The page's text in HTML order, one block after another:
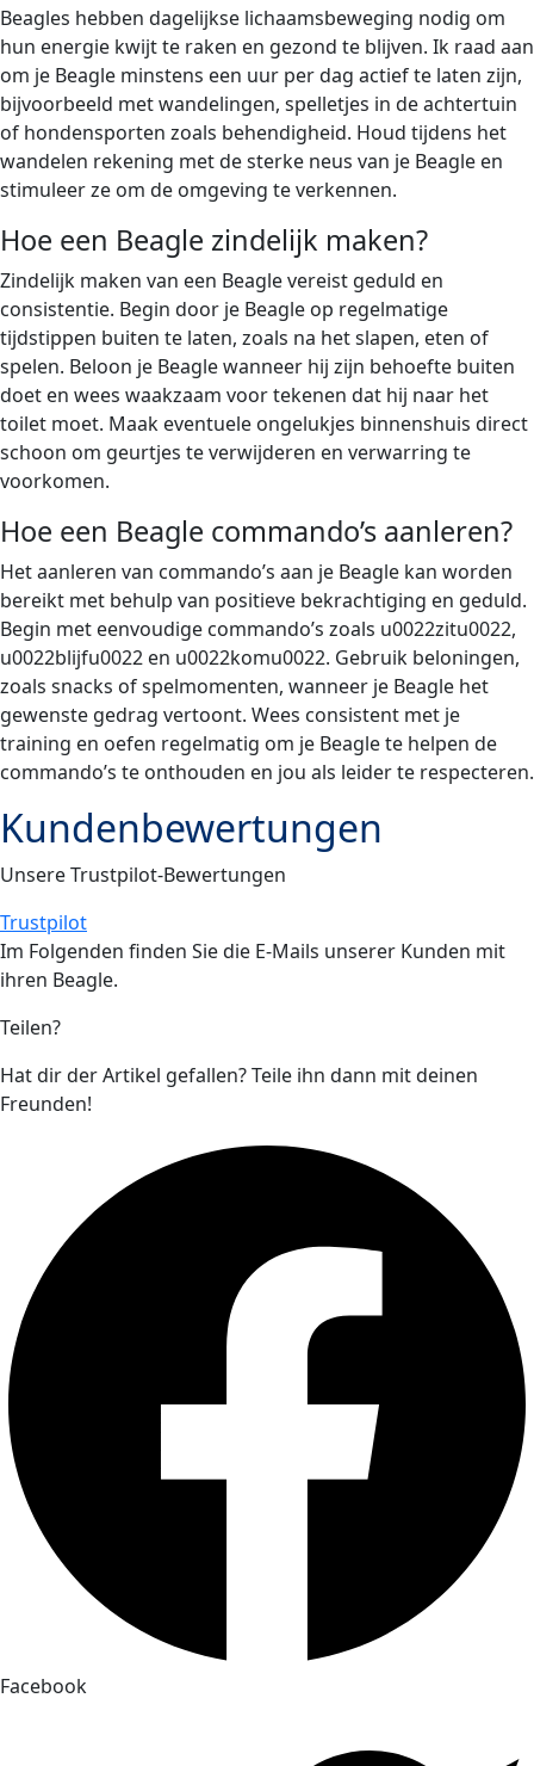
Beagles hebben dagelijkse lichaamsbeweging nodig om
hun energie kwijt te raken en gezond te blijven. Ik raad aan
om je Beagle minstens een uur per dag actief te laten zijn,
bijvoorbeeld met wandelingen, spelletjes in de achtertuin
of hondensporten zoals behendigheid. Houd tijdens het
wandelen rekening met de sterke neus van je Beagle en
stimuleer ze om de omgeving te verkennen.
Hoe een Beagle zindelijk maken?
Zindelijk maken van een Beagle vereist geduld en
consistentie. Begin door je Beagle op regelmatige
tijdstippen buiten te laten, zoals na het slapen, eten of
spelen. Beloon je Beagle wanneer hij zijn behoefte buiten
doet en wees waakzaam voor tekenen dat hij naar het
toilet moet. Maak eventuele ongelukjes binnenshuis direct
schoon om geurtjes te verwijderen en verwarring te
voorkomen.
Hoe een Beagle commando’s aanleren?
Het aanleren van commando’s aan je Beagle kan worden
bereikt met behulp van positieve bekrachtiging en geduld.
Begin met eenvoudige commando’s zoals u0022zitu0022,
u0022blijfu0022 en u0022komu0022. Gebruik beloningen,
zoals snacks of spelmomenten, wanneer je Beagle het
gewenste gedrag vertoont. Wees consistent met je
training en oefen regelmatig om je Beagle te helpen de
commando’s te onthouden en jou als leider te respecteren.
Kundenbewertungen
Unsere Trustpilot-Bewertungen
Trustpilot
Im Folgenden finden Sie die E-Mails unserer Kunden mit
ihren Beagle.
Teilen?
Hat dir der Artikel gefallen? Teile ihn dann mit deinen
Freunden!
Facebook